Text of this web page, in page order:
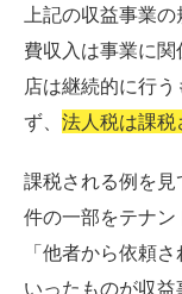
上記の収益事業
費収入は事業に
店は継続的に行
ず、 法人税は課税
課税される例を
件の一部をテナン
「他者から依頼
いったものが収